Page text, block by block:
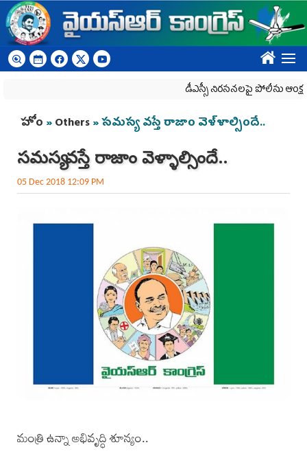
Skip to main content
????
డీఎస్సీ నిరసనలపై పోలీసు ఆంక్షలు
You are here
హోం »Others» సమస్య వస్తే రాజాం వెళ్ళాల్సిందే..
సమస్య వస్తే రాజాం వెళ్ళాల్సిందే..
05 Dec 2018 12:09 PM
మంత్రి ఉన్నా అభివృద్ధి శూన్యం..